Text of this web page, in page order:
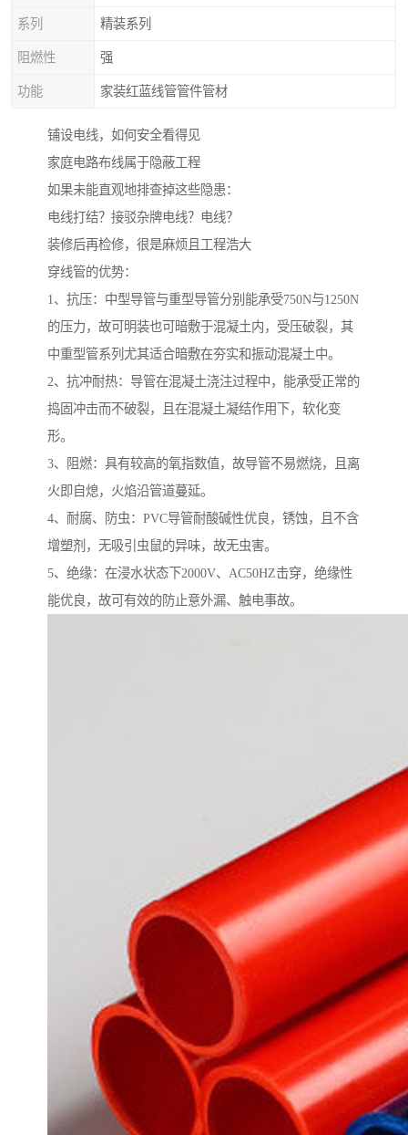
系列 精装系列
阻燃性 强
功能 家装红蓝线管管件管材
铺设电线，如何安全看得见
家庭电路布线属于隐蔽工程
如果未能直观地排查掉这些隐患：
电线打结？接驳杂牌电线？电线？
装修后再检修，很是麻烦且工程浩大
穿线管的优势：
1、抗压：中型导管与重型导管分别能承受750N与1250N
的压力，故可明装也可暗敷于混凝土内，受压破裂，其
中重型管系列尤其适合暗敷在夯实和振动混凝土中。
2、抗冲耐热：导管在混凝土浇注过程中，能承受正常的
捣固冲击而不破裂，且在混凝土凝结作用下，软化变
形。
3、阻燃：具有较高的氧指数值，故导管不易燃烧，且离
火即自熄，火焰沿管道蔓延。
4、耐腐、防虫：PVC导管耐酸碱性优良，锈蚀，且不含
增塑剂，无吸引虫鼠的异味，故无虫害。
5、绝缘：在浸水状态下2000V、AC50HZ击穿，绝缘性
能优良，故可有效的防止意外漏、触电事故。